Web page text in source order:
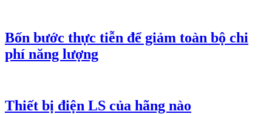
Bốn bước thực tiễn để giảm toàn bộ chi
phí năng lượng
Thiết bị điện LS của hãng nào